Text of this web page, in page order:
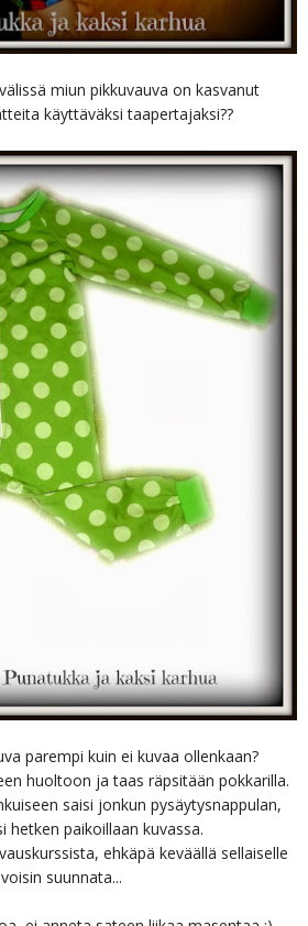
miun pikkuvauva on kasvanut
käyttäväksi taapertajaksi??
parempi kuin ei kuvaa ollenkaan?
huoltoon ja taas räpsitään pokkarilla.
saisi jonkun pysäytysnappulan,
hetken paikoillaan kuvassa.
ehkäpä keväällä sellaiselle
voisin suunnata...